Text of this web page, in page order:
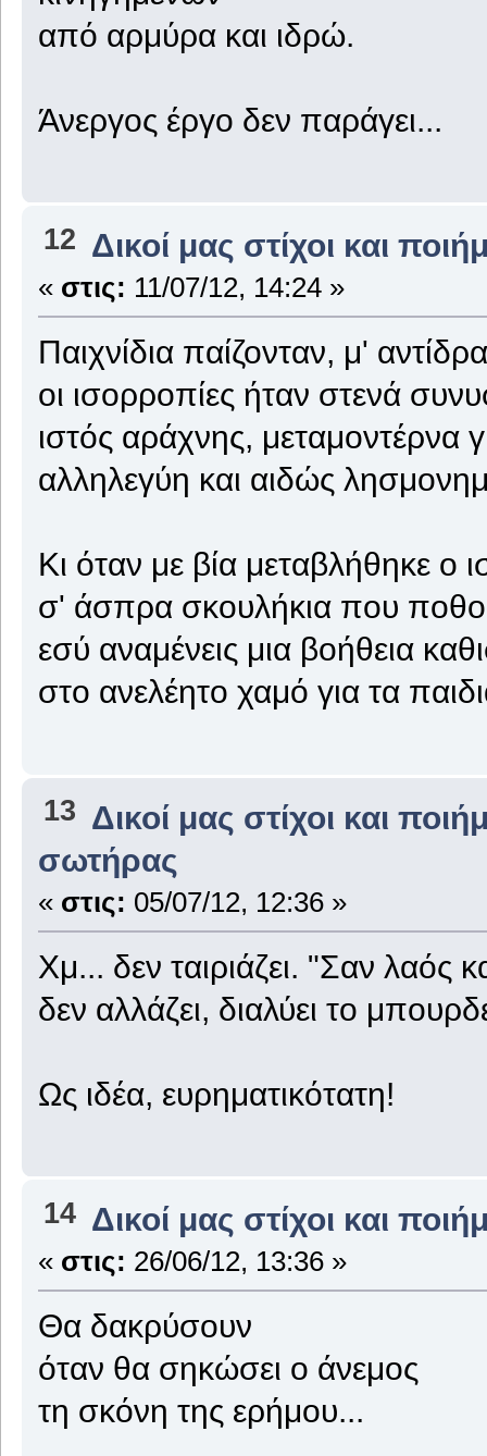
από αρμύρα και ιδρώ.
Άνεργος έργο δεν παράγει...
12 Δικοί μας στίχοι και
« στις: 11/07/12, 14:24 »
Παιχνίδια παίζονταν, μ'
οι ισορροπίες ήταν στενά
ιστός αράχνης, μεταμοντέρνα
αλληλεγύη και αιδώς
Κι όταν με βία μεταβλήθηκε ο
σ' άσπρα σκουλήκια που
εσύ αναμένεις μια βοήθεια
στο ανελέητο χαμό για τα
13 Δικοί μας στίχοι και
σωτήρας
« στις: 05/07/12, 12:36 »
Χμ... δεν ταιριάζει. "Σαν λαός
δεν αλλάζει, διαλύει το
Ως ιδέα, ευρηματικότατη!
14 Δικοί μας στίχοι και
« στις: 26/06/12, 13:36 »
Θα δακρύσουν
όταν θα σηκώσει ο άνεμος
τη σκόνη της ερήμου...